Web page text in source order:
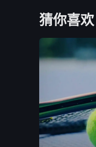
猜你喜欢